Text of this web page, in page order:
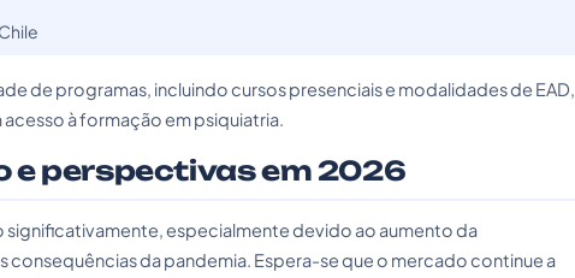
de programas, incluindo cursos presenciais e modalidades de EAD,
à formação em psiquiatria.
e perspectivas em 2026
especialmente devido ao aumento da
consequências da pandemia. Espera-se que o mercado continue a